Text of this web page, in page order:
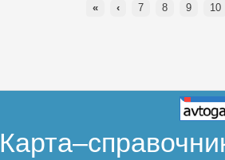
« ‹ 7 8 9 10